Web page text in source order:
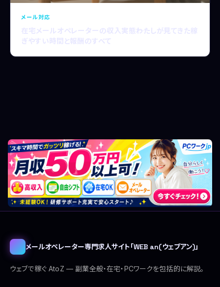
メール対応
メールオペレーター専門求人サイト「WEB an(ウェブアン)」
ウェブで稼ぐ AtoZ — 副業全般・在宅・PCワークを包括的に解説。